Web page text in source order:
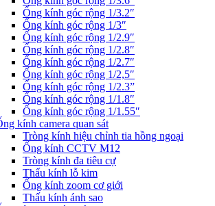
Ống kính góc rộng 1/3.2″
Ống kính góc rộng 1/3″
Ống kính góc rộng 1/2.9″
Ống kính góc rộng 1/2.8″
Ống kính góc rộng 1/2.7″
Ống kính góc rộng 1/2,5″
Ống kính góc rộng 1/2.3”
Ống kính góc rộng 1/1.8″
Ống kính góc rộng 1/1.55″
kính camera quan sát
Tròng kính hiệu chỉnh tia hồng ngoại
Ống kính CCTV M12
Tròng kính đa tiêu cự
Thấu kính lỗ kim
Ống kính zoom cơ giới
Thấu kính ánh sao